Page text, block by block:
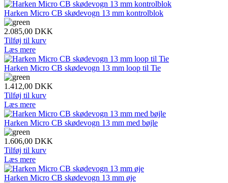
Harken Micro CB skødevogn 13 mm kontrolblok
2.085,00 DKK
Tilføj til kurv
Læs mere
Harken Micro CB skødevogn 13 mm loop til Tie
1.412,00 DKK
Tilføj til kurv
Læs mere
Harken Micro CB skødevogn 13 mm med bøjle
1.606,00 DKK
Tilføj til kurv
Læs mere
Harken Micro CB skødevogn 13 mm øje